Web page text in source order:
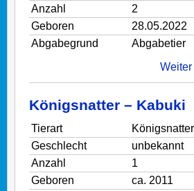
Anzahl
2
Geboren
28.05.2022
Abgabegrund
Abgabetier
Königsnatter – Kabuki
Tierart
Königsnatter
Geschlecht
unbekannt
Anzahl
1
Geboren
ca. 2011